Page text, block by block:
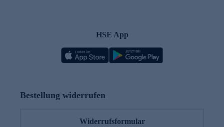
HSE App
Bestellung widerrufen
Widerrufsformular